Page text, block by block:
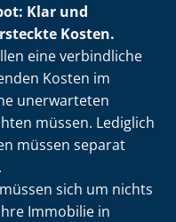
Klar und
Kosten.
eine verbindliche
Kosten im
unerwarteten
müssen. Lediglich
müssen separat
sich um nichts
Immobilie in